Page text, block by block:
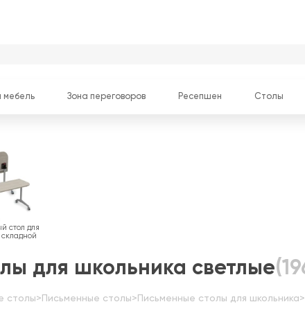
мебель Зона переговоров Ресепшен Столы
для школьника светлые
столы> Письменные столы> Письменные столы для школьника>
стол для